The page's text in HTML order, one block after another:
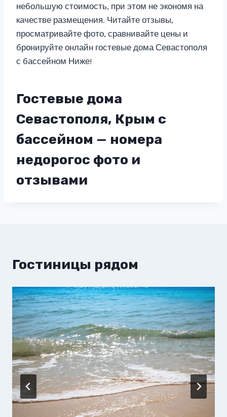
небольшую стоимость, при этом не экономя на
качестве размещения. Читайте отзывы,
просматривайте фото, сравнивайте цены и
бронируйте онлайн гостевые дома Севастополя
с бассейном Ниже!
Гостевые дома
Севастополя, Крым с
бассейном — номера
недорогос фото и
отзывами
Гостиницы рядом